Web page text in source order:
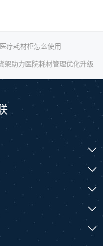
疗耗材柜怎么使用
架助力医院耗材管理优化升级